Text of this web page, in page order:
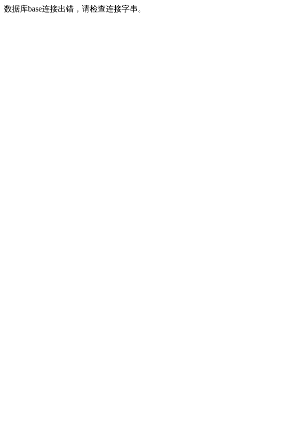
数据库base连接出错，请检查连接字串。